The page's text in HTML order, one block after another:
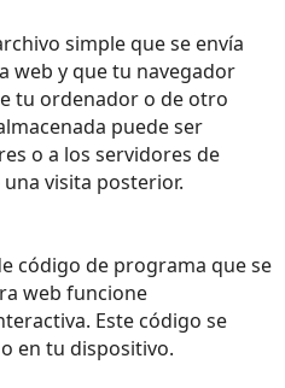
simple que se envía
web y que tu navegador
tu ordenador o de otro
puede ser
o a los servidores de
visita posterior.
código de programa que se
web funcione
Este código se
en tu dispositivo.